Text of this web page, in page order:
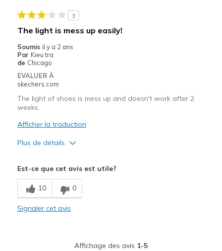
Casual Wear
Width
Sizing
View On Shoes
3
The light is mess up easily!
Soumis il y a 2 ans
Par Kieu tra
de Chicago
EVALUER À
skechers.com
The light of shoes is mess up and doesn't work after 2
weeks.
Afficher la traduction
Plus de détails
Est-ce que cet avis est utile?
10 0
Signaler cet avis
Affichage des avis 1-5